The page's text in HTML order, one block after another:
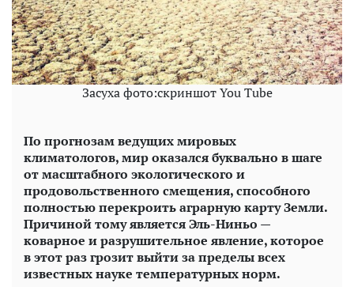
Засуха фото:скриншот You Tube
По прогнозам ведущих мировых
климатологов, мир оказался буквально в шаге
от масштабного экологического и
продовольственного смещения, способного
полностью перекроить аграрную карту Земли.
Причиной тому является Эль-Ниньо —
коварное и разрушительное явление, которое
в этот раз грозит выйти за пределы всех
известных науке температурных норм.